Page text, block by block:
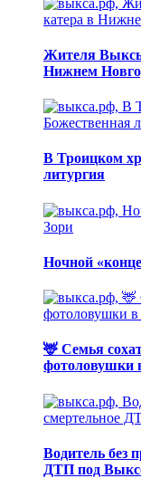
Жителя Выксы
Нижнем
В Троицком
литургия
Ночной
🦌 Семья
фотоловушки
Водитель без
ДТП под